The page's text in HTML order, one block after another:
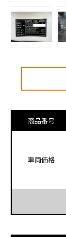
商品番号
車両価格